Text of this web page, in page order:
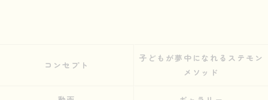
コンセプト
子どもが夢中になれるステモン
メソッド